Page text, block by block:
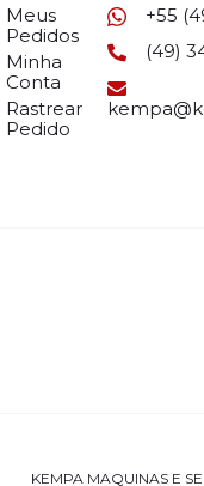
Meus
Pedidos
Minha
Conta
Rastrear
Pedido
+55
(49)
KEMPA MAQUINAS E